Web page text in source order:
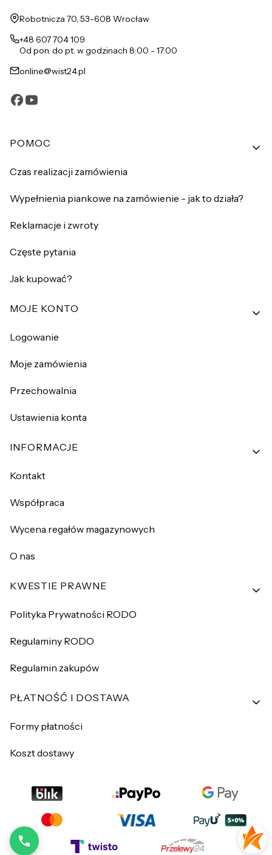
Adres:
Robotnicza 70, 53-608 Wrocław
+48 607 704 109
Od pon. do pt. w godzinach 8:00 - 17:00
online@wist24.pl
Linki w stopce
POMOC
Czas realizacji zamówienia
Wypełnienia piankowe na zamówienie - jak to działa?
Reklamacje i zwroty
Częste pytania
Jak kupować?
MOJE KONTO
Logowanie
Moje zamówienia
Przechowalnia
Ustawienia konta
INFORMACJE
Kontakt
Współpraca
Wycena regałów magazynowych
O nas
KWESTIE PRAWNE
Polityka Prywatności RODO
Regulaminy RODO
Regulamin zakupów
PŁATNOŚĆ I DOSTAWA
Formy płatności
Koszt dostawy